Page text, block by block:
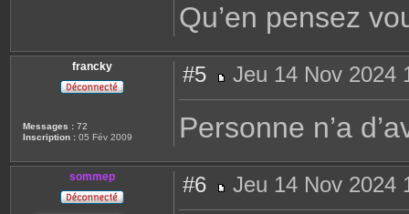
Qu’en pensez
francky
Messages : 72
Inscription : 05 Fév 2009
#5
e
a
Jeu 14 Nov 2024
Personne n’a
sommep #6
e
Jeu 14 Nov 2024